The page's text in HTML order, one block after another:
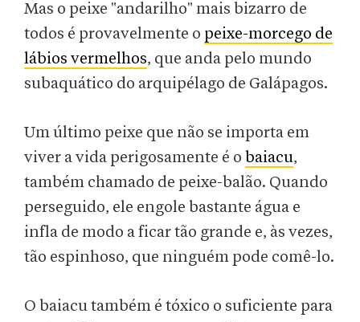
Mas o peixe "andarilho" mais bizarro de
todos é provavelmente o peixe-morcego de
lábios vermelhos, que anda pelo mundo
subaquático do arquipélago de Galápagos.
Um último peixe que não se importa em
viver a vida perigosamente é o baiacu,
também chamado de peixe-balão. Quando
perseguido, ele engole bastante água e
infla de modo a ficar tão grande e, às vezes,
tão espinhoso, que ninguém pode comê-lo.
O baiacu também é tóxico o suficiente para